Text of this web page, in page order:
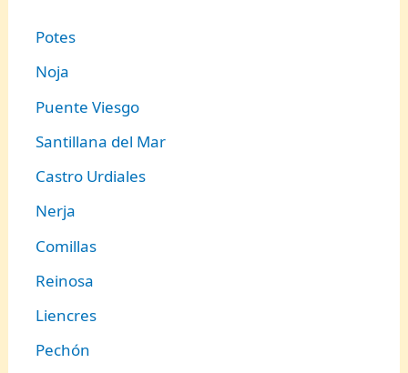
Potes
Noja
Puente Viesgo
Santillana del Mar
Castro Urdiales
Nerja
Comillas
Reinosa
Liencres
Pechón